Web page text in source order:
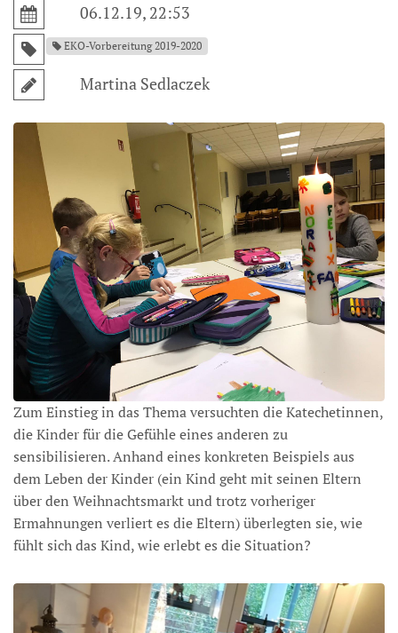
06.12.19, 22:53
EKO-Vorbereitung 2019-2020
Martina Sedlaczek
Zum Einstieg in das Thema versuchten die Katechetinnen,
die Kinder für die Gefühle eines anderen zu
sensibilisieren. Anhand eines konkreten Beispiels aus
dem Leben der Kinder (ein Kind geht mit seinen Eltern
über den Weihnachtsmarkt und trotz vorheriger
Ermahnungen verliert es die Eltern) überlegten sie, wie
fühlt sich das Kind, wie erlebt es die Situation?